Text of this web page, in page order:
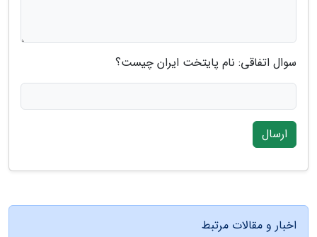
سوال اتفاقی: نام پایتخت ایران چیست؟
ارسال
اخبار و مقالات مرتبط